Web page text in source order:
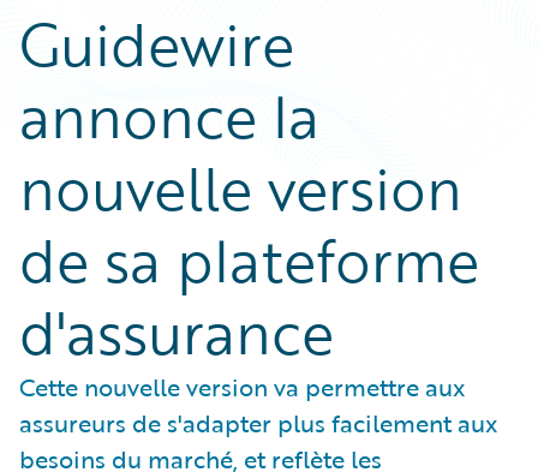
Guidewire
annonce la
nouvelle version
de sa plateforme
d'assurance
Cette nouvelle version va permettre aux
assureurs de s'adapter plus facilement aux
besoins du marché, et reflète les